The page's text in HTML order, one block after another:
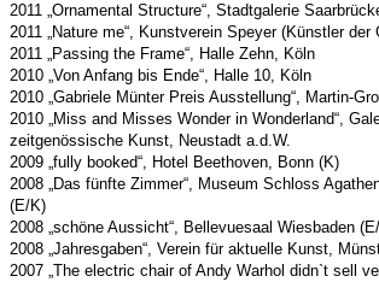
2011 „Ornamental Structure“, Stadtgalerie
2011 „Nature me“, Kunstverein Speyer (Künstler der
2011 „Passing the Frame“, Halle Zehn, Köln
2010 „Von Anfang bis Ende“, Halle 10, Köln
2010 „Gabriele Münter Preis Ausstellung“, Martin-
2010 „Miss and Misses Wonder in Wonderland“,
zeitgenössische Kunst, Neustadt a.d.W.
2009 „fully booked“, Hotel Beethoven, Bonn (K)
2008 „Das fünfte Zimmer“, Museum Schloss
(E/K)
2008 „schöne Aussicht“, Bellevuesaal Wiesbaden
2008 „Jahresgaben“, Verein für aktuelle Kunst,
2007 „The electric chair of Andy Warhol didn`t sell